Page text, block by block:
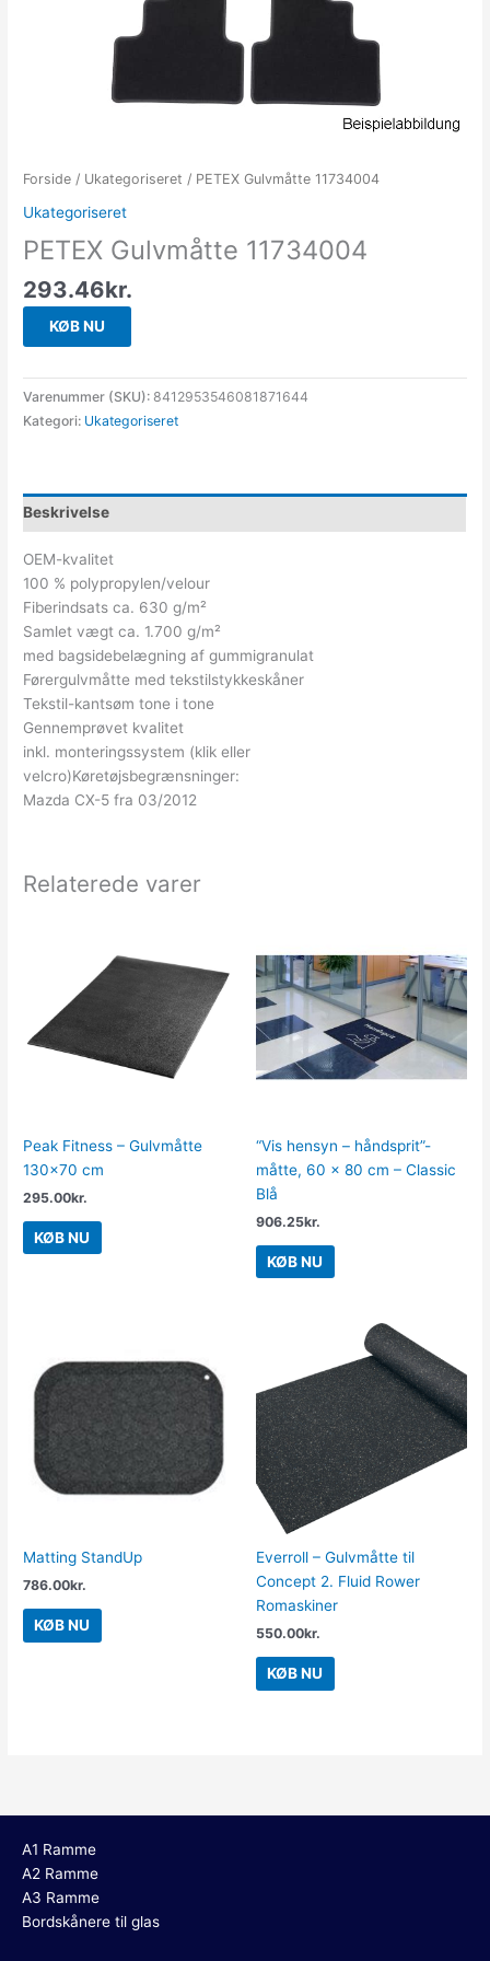
Forside / Ukategoriseret / PETEX Gulvmåtte 11734004
Ukategoriseret
PETEX Gulvmåtte 11734004
293.46kr.
KØB NU
Varenummer (SKU):8412953546081871644
Kategori: Ukategoriseret
Beskrivelse
OEM-kvalitet
100 % polypropylen/velour
Fiberindsats ca. 630 g/m²
Samlet vægt ca. 1.700 g/m²
med bagsidebelægning af gummigranulat
Førergulvmåtte med tekstilstykkeskåner
Tekstil-kantsøm tone i tone
Gennemprøvet kvalitet
inkl. monteringssystem (klik eller
velcro)Køretøjsbegrænsninger:
Mazda CX-5 fra 03/2012
Relaterede varer
Peak Fitness – Gulvmåtte
130×70 cm
295.00kr.
KØB NU
“Vis hensyn – håndsprit”-
måtte, 60 x 80 cm – Classic
Blå
906.25kr.
KØB NU
Matting StandUp
786.00kr.
KØB NU
Everroll – Gulvmåtte til
Concept 2. Fluid Rower
Romaskiner
550.00kr.
KØB NU
A1 Ramme
A2 Ramme
A3 Ramme
Bordskånere til glas